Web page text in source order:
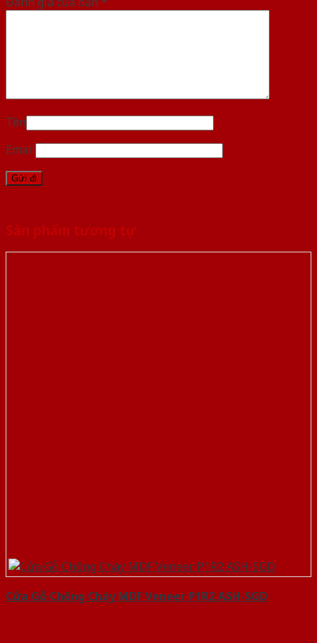
Tên
Email
Sản phẩm tương tự
Cửa Gỗ Chống Cháy MDF Veneer P1R2 ASH-SGD